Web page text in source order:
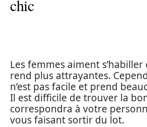
chic
Les femmes aiment s’habiller
rend plus attrayantes.
n’est pas facile et prend
Il est difficile de trouver la
correspondra à votre
vous faisant sortir du lot.